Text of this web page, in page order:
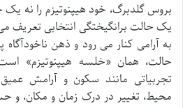
بروس گلدبرگ، خود هیپنوتیزم را نه
یک حالت برانگیختگی انتخابی تعریف
به آرامی کنار می رود و ذهن
حالت، همان «خلسه هیپنوتیزم»
تجربیاتی مانند سکون و آرامش
محیط، تغییر در درک زمان و مکان، و